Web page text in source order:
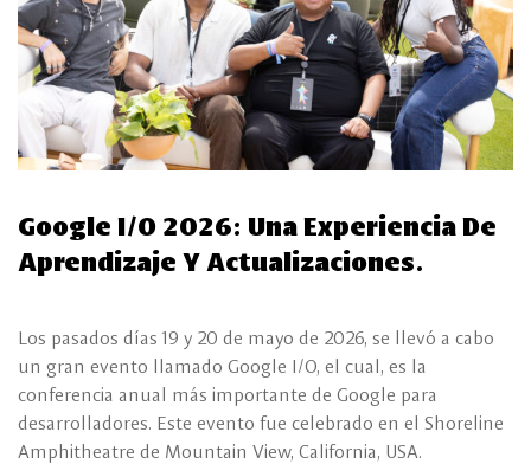
Google I/O 2026: Una Experiencia De
Aprendizaje Y Actualizaciones.
Los pasados días 19 y 20 de mayo de 2026, se llevó a cabo
un gran evento llamado Google I/O, el cual, es la
conferencia anual más importante de Google para
desarrolladores. Este evento fue celebrado en el Shoreline
Amphitheatre de Mountain View, California, USA.